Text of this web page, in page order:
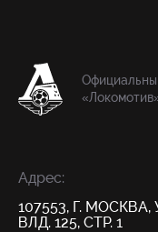
Адрес:
107553, Г.
ВЛД. 125, СТР. 1